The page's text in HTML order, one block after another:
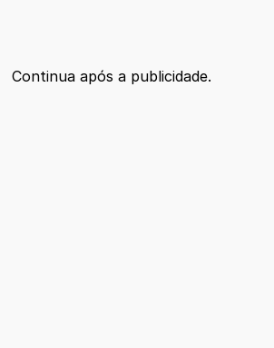
Continua após a publicidade.